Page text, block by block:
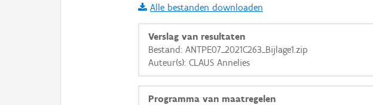
i
+ −
Alle bestanden downloaden
Verslag van resultaten
Bestand: ANTPE07_2021C263_Bijlage1.zip
Auteur(s): CLAUS Annelies
Programma van maatregelen